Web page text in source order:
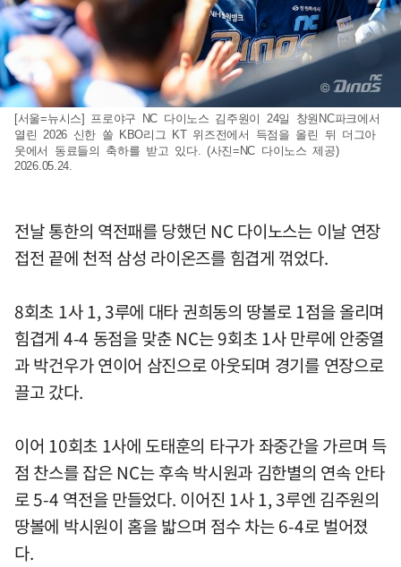
[서울=뉴시스] 프로야구 NC 다이노스 김주원이 24일 창원NC파크에서
열린 2026 신한 쏠 KBO리그 KT 위즈전에서 득점을 올린 뒤 더그아
웃에서 동료들의 축하를 받고 있다. (사진=NC 다이노스 제공)
2026.05.24.
전날 통한의 역전패를 당했던 NC 다이노스는 이날 연장
접전 끝에 천적 삼성 라이온즈를 힘겹게 꺾었다.
8회초 1사 1, 3루에 대타 권희동의 땅볼로 1점을 올리며
힘겹게 4-4 동점을 맞춘 NC는 9회초 1사 만루에 안중열
과 박건우가 연이어 삼진으로 아웃되며 경기를 연장으로
끌고 갔다.
이어 10회초 1사에 도태훈의 타구가 좌중간을 가르며 득
점 찬스를 잡은 NC는 후속 박시원과 김한별의 연속 안타
로 5-4 역전을 만들었다. 이어진 1사 1, 3루엔 김주원의
땅볼에 박시원이 홈을 밟으며 점수 차는 6-4로 벌어졌
다.